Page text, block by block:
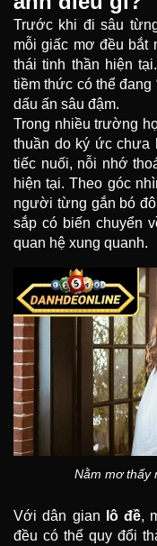
Trước khi đi sâu
mỗi giấc mơ đều bắt
thái tinh thần hiện
tiềm thức có thể đang
dấu ấn sâu đậm.
Trong nhiều trường
thuần do ký ức chưa
tiếc nuối, nỗi nhớ
hiện tại. Theo góc
người từng gắn bó
sắp có biến chuyển
quan hệ xung quanh.
Nằm mơ thấy
Với dân gian lô đề,
đều có thể quy đổi